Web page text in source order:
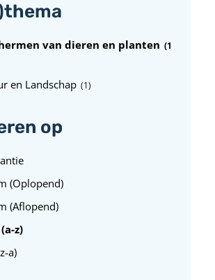
van dieren en planten (1
en Landschap (1)
op
(Oplopend)
(Aflopend)
z)
a)